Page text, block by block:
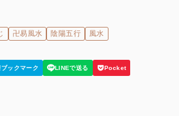
卍易風水 陰陽五行 風水